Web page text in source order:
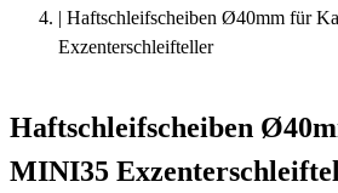
| Haftschleifscheiben Ø40mm für
Exzenterschleifteller
Haftschleifscheiben
MINI35